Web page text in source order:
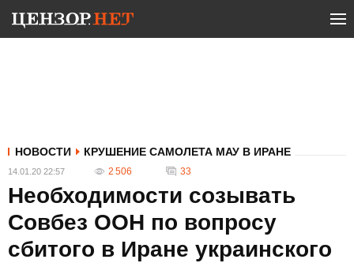
НОВОСТИ КРУШЕНИЕ САМОЛЕТА МАУ В ИРАНЕ
14.01.20 22:57 2 506 33
Необходимости созывать
Совбез ООН по вопросу
сбитого в Иране украинского